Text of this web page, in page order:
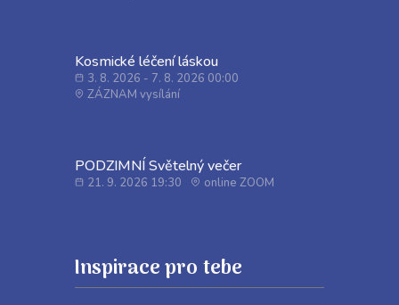
Kosmické léčení láskou
3. 8. 2026 - 7. 8. 2026 00:00
ZÁZNAM vysílání
PODZIMNÍ Světelný večer
21. 9. 2026 19:30 online ZOOM
Inspirace pro tebe